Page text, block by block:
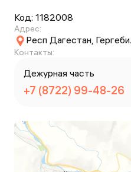
Код: 1182008
Адрес:
Респ Дагестан,
Контакты:
Дежурная часть
+7 (8722) 99-48-26